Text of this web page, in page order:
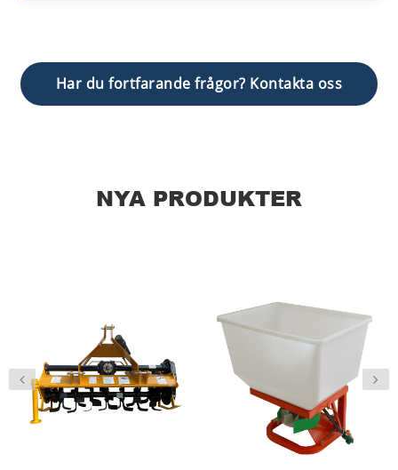
Har du fortfarande frågor? Kontakta oss
NYA PRODUKTER